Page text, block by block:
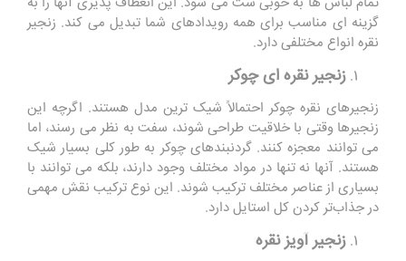
گزینه ای مناسب برای همه رویدادهای شما تبدیل می کند. زنجیر
نقره انواع مختلفی دارد.
زنجیر نقره ای چوکر
زنجیرهای نقره چوکر احتمالاً شیک ترین مدل هستند. اگرچه این
زنجیرها وقتی با خلاقیت طراحی شوند، سفت به نظر می رسند، اما
می توانند معجزه کنند. گردنبندهای چوکر به طور کلی بسیار شیک
هستند. آنها نه تنها در مواد مختلف وجود دارند، بلکه می توانند با
بسیاری از عناصر مختلف ترکیب شوند. این نوع ترکیب نقش مهمی
در جذاب‌تر کردن کل استایل دارد.
زنجیر آویز نقره